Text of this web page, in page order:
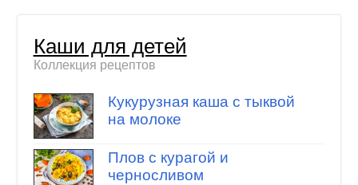
Каши для детей
Коллекция рецептов
Кукурузная каша с тыквой
на молоке
Плов с курагой и
черносливом